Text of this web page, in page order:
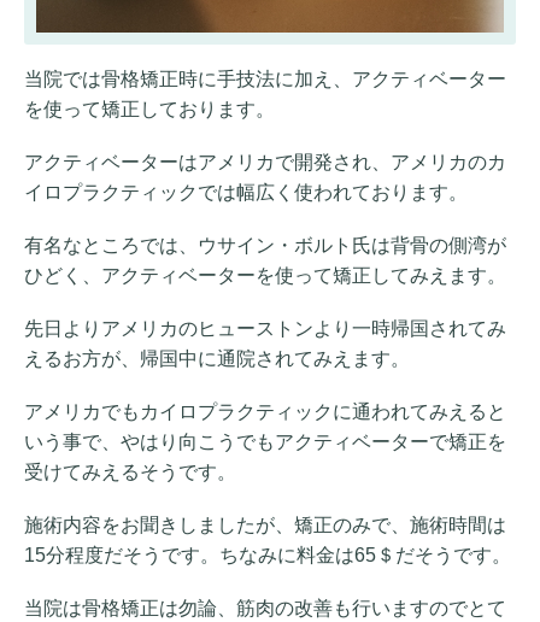
当院では骨格矯正時に手技法に加え、アクティベーター
を使って矯正しております。
アクティベーターはアメリカで開発され、アメリカのカ
イロプラクティックでは幅広く使われております。
有名なところでは、ウサイン・ボルト氏は背骨の側湾が
ひどく、アクティベーターを使って矯正してみえます。
先日よりアメリカのヒューストンより一時帰国されてみ
えるお方が、帰国中に通院されてみえます。
アメリカでもカイロプラクティックに通われてみえると
いう事で、やはり向こうでもアクティベーターで矯正を
受けてみえるそうです。
施術内容をお聞きしましたが、矯正のみで、施術時間は
15分程度だそうです。ちなみに料金は65＄だそうです。
当院は骨格矯正は勿論、筋肉の改善も行いますのでとて